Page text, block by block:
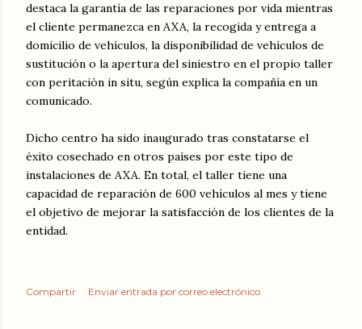
destaca la garantía de las reparaciones por vida mientras
el cliente permanezca en AXA, la recogida y entrega a
domicilio de vehículos, la disponibilidad de vehículos de
sustitución o la apertura del siniestro en el propio taller
con peritación in situ, según explica la compañía en un
comunicado.
Dicho centro ha sido inaugurado tras constatarse el
éxito cosechado en otros países por este tipo de
instalaciones de AXA. En total, el taller tiene una
capacidad de reparación de 600 vehículos al mes y tiene
el objetivo de mejorar la satisfacción de los clientes de la
entidad.
Compartir Enviar entrada por correo electrónico